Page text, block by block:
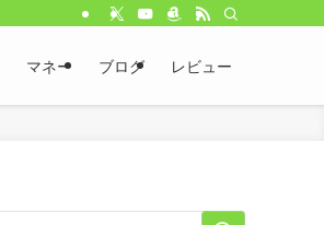
マネー ブログ レビュー